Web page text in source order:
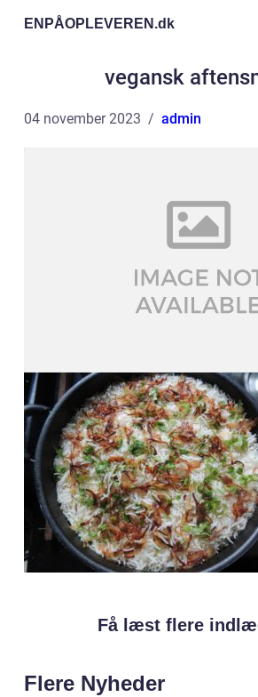
ENPÅOPLEVEREN.dk
vegansk
04 november 2023 admin
Få læst flere
Flere Nyheder